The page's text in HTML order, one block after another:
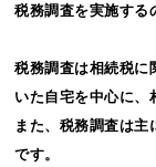
税務調査を実施する
税務調査は相続税に
いた自宅を中心に、
また、税務調査は主
です。